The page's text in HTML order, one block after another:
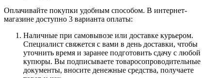
Оплачивайте покупки удобным способом. В интернет-
магазине доступно 3 варианта оплаты:
Наличные при самовывозе или доставке курьером.
Специалист свяжется с вами в день доставки, чтобы
уточнить время и заранее подготовить сдачу с любой
купюры. Вы подписываете товаросопроводительные
документы, вносите денежные средства, получаете